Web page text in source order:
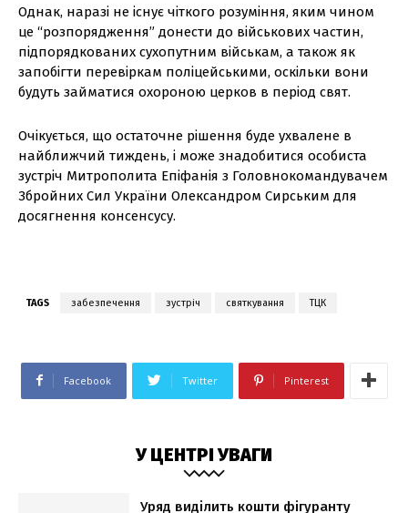
Однак, наразі не існує чіткого розуміння, яким чином
це “розпорядження” донести до військових частин,
підпорядкованих сухопутним військам, а також як
запобігти перевіркам поліцейськими, оскільки вони
будуть займатися охороною церков в період свят.
Очікується, що остаточне рішення буде ухвалене в
найближчий тиждень, і може знадобитися особиста
зустріч Митрополита Епіфанія з Головнокомандувачем
Збройних Сил України Олександром Сирським для
досягнення консенсусу.
TAGS забезпечення зустріч святкування ТЦК
Facebook Twitter Pinterest
У ЦЕНТРІ УВАГИ
Уряд виділить кошти фігуранту